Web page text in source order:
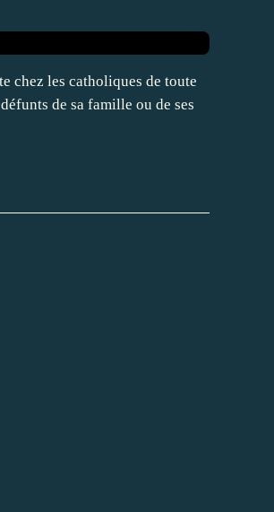
chez les catholiques de toute
de sa famille ou de ses